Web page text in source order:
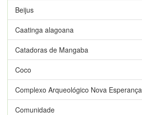
Beijus
Caatinga alagoana
Catadoras de Mangaba
Coco
Complexo Arqueológico Nova Esperança
Comunidade